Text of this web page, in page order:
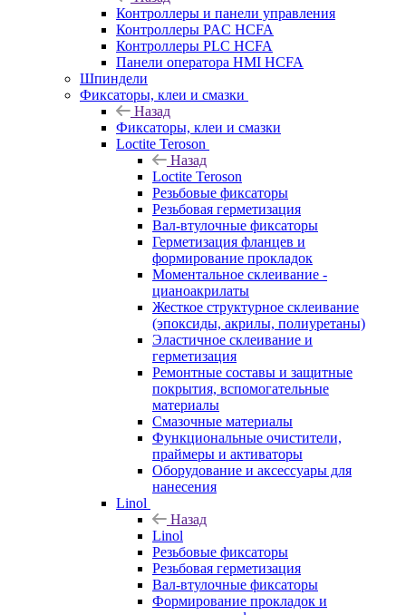
Контроллеры и панели управления
Контроллеры PAC HCFA
Контроллеры PLC HCFA
Панели оператора HMI HCFA
Шпиндели
Фиксаторы, клеи и смазки
Назад
Фиксаторы, клеи и смазки
Loctite Teroson
Назад
Loctite Teroson
Резьбовые фиксаторы
Резьбовая герметизация
Вал-втулочные фиксаторы
Герметизация фланцев и
формирование прокладок
Моментальное склеивание -
цианоакрилаты
Жесткое структурное склеивание
(эпоксиды, акрилы, полиуретаны)
Эластичное склеивание и
герметизация
Ремонтные составы и защитные
покрытия, вспомогательные
материалы
Смазочные материалы
Функциональные очистители,
праймеры и активаторы
Оборудование и аксессуары для
нанесения
Linol
Назад
Linol
Резьбовые фиксаторы
Резьбовая герметизация
Вал-втулочные фиксаторы
Формирование прокладок и